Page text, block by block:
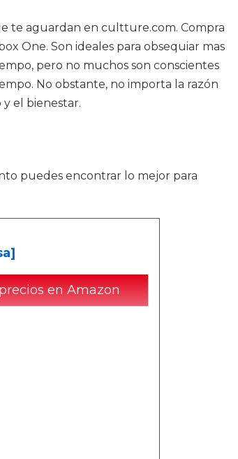
te aguardan en cultture.com. Compra
One. Son ideales para obsequiar mas
pero no muchos son conscientes
No obstante, no importa la razón
el bienestar.
puedes encontrar lo mejor para
en Amazon